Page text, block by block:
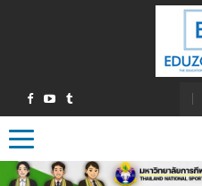
Toggle navigation